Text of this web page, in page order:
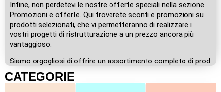
Infine, non perdetevi le nostre offerte speciali nella sezione
Promozioni e offerte. Qui troverete sconti e promozioni su
prodotti selezionati, che vi permetteranno di realizzare i
vostri progetti di ristrutturazione a un prezzo ancora più
vantaggioso.
Siamo orgogliosi di offrire un assortimento completo di prod
CATEGORIE